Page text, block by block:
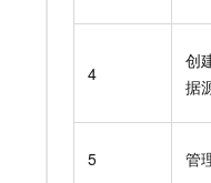
4
创
据
5 管